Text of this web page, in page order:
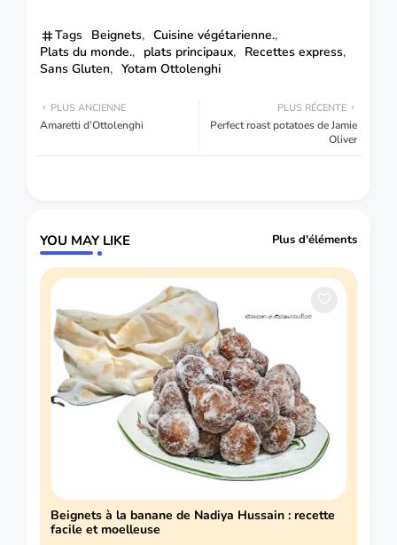
Tags Beignets
Cuisine végétarienne.
Plats du monde.
plats principaux
Recettes express
Sans Gluten
Yotam Ottolenghi
PLUS RÉCENTE
Perfect roast potatoes de Jamie
Oliver
PLUS ANCIENNE
Amaretti d’Ottolenghi
YOU MAY LIKE Plus d'éléments
Beignets à la banane de Nadiya Hussain : recette
facile et moelleuse